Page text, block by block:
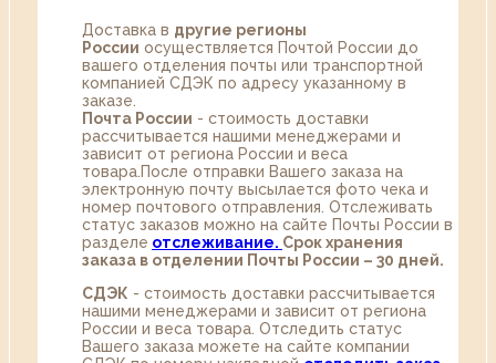
Доставка в другие регионы
России осуществляется Почтой России до
вашего отделения почты или транспортной
компанией СДЭК по адресу указанному в
заказе.
Почта России - стоимость доставки
рассчитывается нашими менеджерами и
зависит от региона России и веса
товара.После отправки Вашего заказа на
электронную почту высылается фото чека и
номер почтового отправления. Отслеживать
статус заказов можно на сайте Почты России в
разделе oтслеживание. Срок хранения
заказа в отделении Почты России – 30 дней.
СДЭК - стоимость доставки рассчитывается
нашими менеджерами и зависит от региона
России и веса товара. Отследить статус
Вашего заказа можете на сайте компании